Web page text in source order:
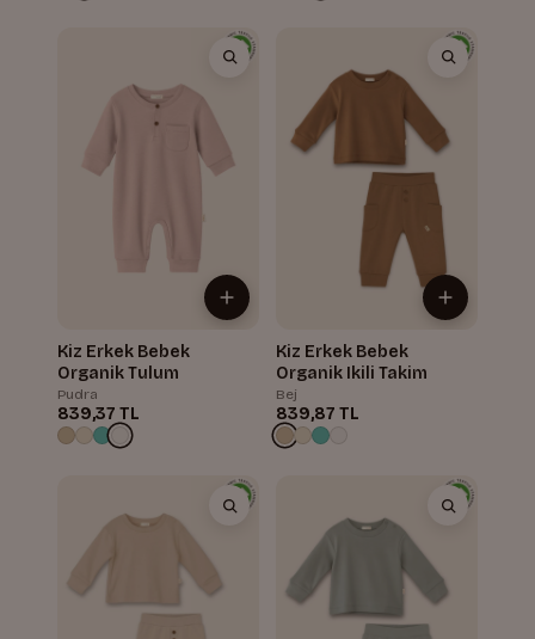
Kiz Erkek Bebek
Organik Tulum
Pudra
839,37 TL
Kiz Erkek Bebek
Organik Ikili Takim
Bej
839,87 TL